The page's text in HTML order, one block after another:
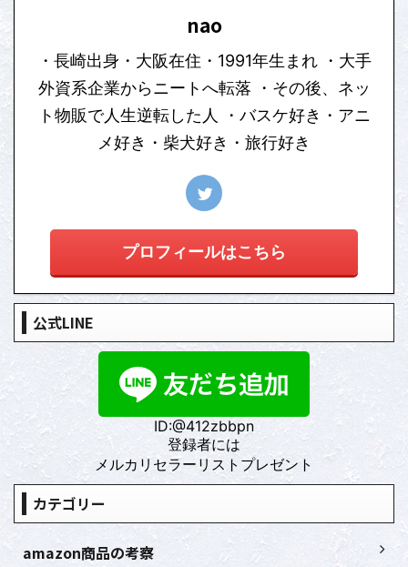
nao
・長崎出身・大阪在住・1991年生まれ ・大手
外資系企業からニートへ転落 ・その後、ネッ
ト物販で人生逆転した人 ・バスケ好き・アニ
メ好き・柴犬好き・旅行好き
プロフィールはこちら
公式LINE
ID:@412zbbpn
登録者には
メルカリセラーリストプレゼント
カテゴリー
amazon商品の考察